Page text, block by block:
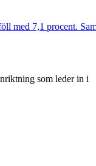
med 7,1 procent.
som leder in i